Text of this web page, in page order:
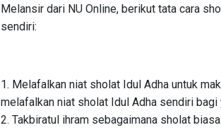
Melansir dari NU Online, berikut tata cara
sendiri:
1. Melafalkan niat sholat Idul Adha untuk
melafalkan niat sholat Idul Adha sendiri bagi
2. Takbiratul ihram sebagaimana sholat biasa.